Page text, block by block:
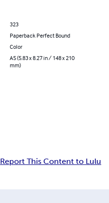
323
Paperback Perfect Bound
Color
A5 (5.83 x 8.27 in / 148 x 210
mm)
Report This Content to Lulu